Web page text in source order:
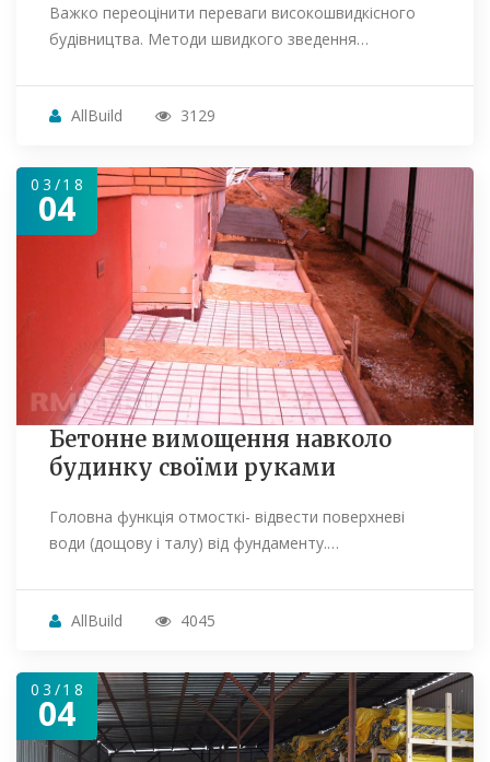
Важко переоцінити переваги високошвидкісного
будівництва. Методи швидкого зведення…
AllBuild 3129
03/18
04
Бетонне вимощення навколо
будинку своїми руками
Головна функція отмосткі- відвести поверхневі
води (дощову і талу) від фундаменту.…
AllBuild 4045
03/18
04